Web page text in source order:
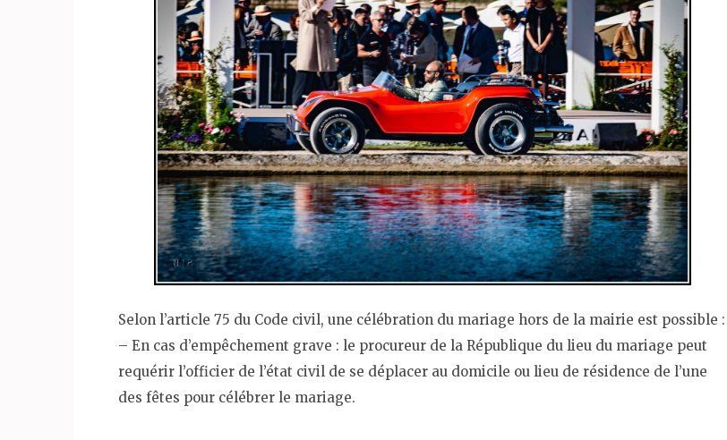
Selon l’article 75 du Code civil, une célébration du mariage hors de la mairie est possible :
– En cas d’empêchement grave : le procureur de la République du lieu du mariage peut
requérir l’officier de l’état civil de se déplacer au domicile ou lieu de résidence de l’une
des fêtes pour célébrer le mariage.